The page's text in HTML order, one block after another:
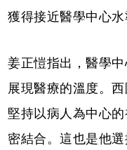
獲得接近醫學中心水
姜正愷指出，醫學
展現醫療的溫度。
堅持以病人為中心
密結合。這也是他